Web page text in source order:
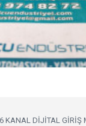
KANAL DİJİTAL GİRİŞ